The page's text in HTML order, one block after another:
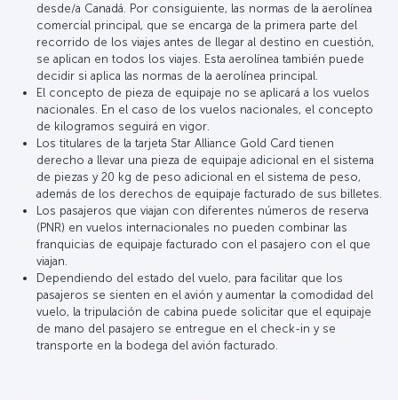
desde/a Canadá. Por consiguiente, las normas de la aerolínea
comercial principal, que se encarga de la primera parte del
recorrido de los viajes antes de llegar al destino en cuestión,
se aplican en todos los viajes. Esta aerolínea también puede
decidir si aplica las normas de la aerolínea principal.
El concepto de pieza de equipaje no se aplicará a los vuelos
nacionales. En el caso de los vuelos nacionales, el concepto
de kilogramos seguirá en vigor.
Los titulares de la tarjeta Star Alliance Gold Card tienen
derecho a llevar una pieza de equipaje adicional en el sistema
de piezas y 20 kg de peso adicional en el sistema de peso,
además de los derechos de equipaje facturado de sus billetes.
Los pasajeros que viajan con diferentes números de reserva
(PNR) en vuelos internacionales no pueden combinar las
franquicias de equipaje facturado con el pasajero con el que
viajan.
Dependiendo del estado del vuelo, para facilitar que los
pasajeros se sienten en el avión y aumentar la comodidad del
vuelo, la tripulación de cabina puede solicitar que el equipaje
de mano del pasajero se entregue en el check-in y se
transporte en la bodega del avión facturado.